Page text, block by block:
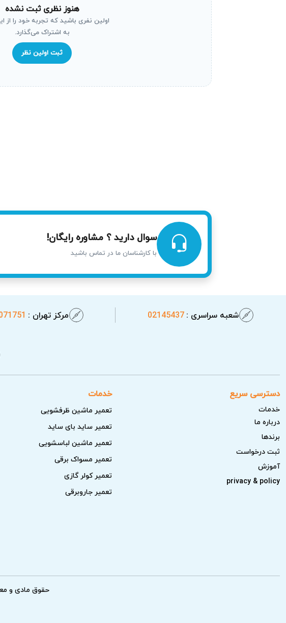
تضمین می‌کند که فقط قطعات ضروری تعویض شده و هزینه
تعمیر برد تخصصی با تکنسین همان برند
برای مدل‌های مختلف زودپز و بردهای تخصصی آن،
خدمات آریابهکار برای تعمیر زودپز در پیروزی
تیم آریابهکار با تشخیص دقیق و تست نهایی عملکرد، از
نرخ اتحادیه اعلام و با تایید شما انجام می‌شود.
عیب‌یابی و رفع مشکل قفل دستگاه
یکی از مشکلات رایج در زودپز خرابی سیستم قفل ایمنی
می‌دهند. از ایمنی دستگاه در حین کار مطمئن می‌شوند تا
تعمیر یا تعویض سوئیچ ایمنی
سوئیچ ایمنی بخش مهمی در کنترل فشار و جلوگیری از
تشخیص علت نشت بخار مانند واشر فرسوده یا ترک در قسمت
هنوز نظری ثبت نشده
اولین نفری باشید که تجربه خود را
به اشتراک می‌گذارد.
ثبت اولین نظر
سوال دارید ؟ مشاوره رایگان!
با کارشناسان ما در تماس باشید
شعبه سراسری :02145437 مرکز تهران :
دسترسی سریع
خدمات
درباره ما
برندها
ثبت درخواست
آموزش
privacy & policy
خدمات
تعمیر ماشین ظرفشویی
تعمیر ساید بای ساید
تعمیر ماشین لباسشویی
تعمیر مسواک برقی
تعمیر کولر گازی
تعمیر جاروبرقی
حقوق مادی و